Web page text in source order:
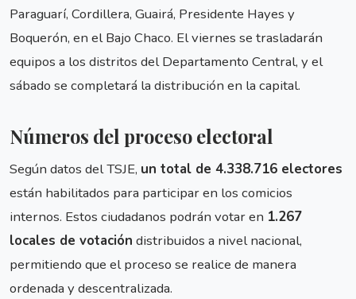
Paraguarí, Cordillera, Guairá, Presidente Hayes y
Boquerón, en el Bajo Chaco. El viernes se trasladarán
equipos a los distritos del Departamento Central, y el
sábado se completará la distribución en la capital.
Números del proceso electoral
Según datos del TSJE, un total de 4.338.716 electores
están habilitados para participar en los comicios
internos. Estos ciudadanos podrán votar en 1.267
locales de votación distribuidos a nivel nacional,
permitiendo que el proceso se realice de manera
ordenada y descentralizada.